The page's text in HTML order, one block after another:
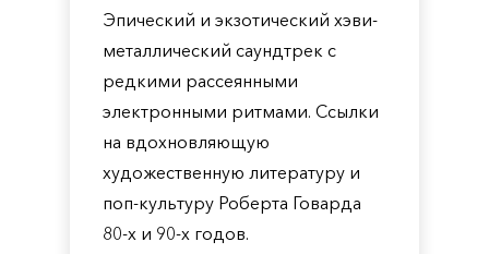
Эпический и экзотический хэви-
металлический саундтрек с
редкими рассеянными
электронными ритмами. Ссылки
на вдохновляющую
художественную литературу и
поп-культуру Роберта Говарда
80-х и 90-х годов.